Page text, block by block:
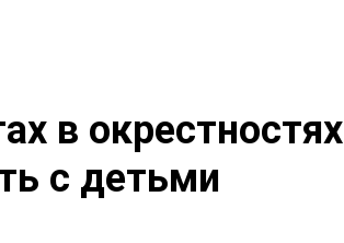
в окрестностях
с детьми